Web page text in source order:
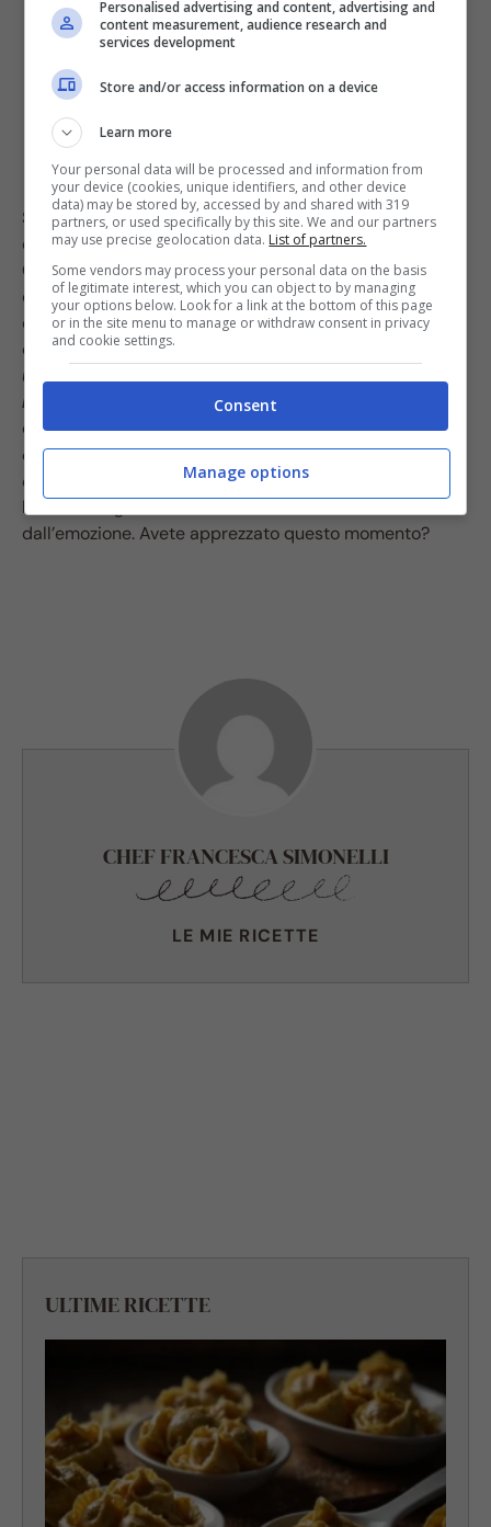
Subito dopo l’eliminazione di Lia, Christian è stato
eletto terzo finalista e ha potuto raggiungere Tracy e
Carmine che erano già in balconata. A consegnargli la
casacca, però, è stato Cannavacciuolo, che ha chiesto
di fare questo gesto per dire qualche parola a Christian
e fargli i suoi personali complimenti:
una persona che non solo ha superato i suoi limiti,
ma che è stata un grande esempio per tutti noi”
esordito Cannavacciuolo,“Perché un ragazzo che
cresce in questo modo, è un ragazzo destinato a
diventare un grande cuoco wagliò!”
lo chef con gli occhi visibilmente lucidi e la voce rotta
dall’emozione. Avete apprezzato questo momento?
CHEF FRANCESCA SIMONELLI
LE MIE RICETTE
ULTIME RICETTE
Personalised advertising and content, advertising and
content measurement, audience research and
services development
Store and/or access information on a device
Learn more
Your personal data will be processed and information from
your device (cookies, unique identifiers, and other device
data) may be stored by, accessed by and shared with 319
partners, or used specifically by this site. We and our partners
may use precise geolocation data. List of partners.
Some vendors may process your personal data on the basis
of legitimate interest, which you can object to by managing
your options below. Look for a link at the bottom of this page
or in the site menu to manage or withdraw consent in privacy
and cookie settings.
Consent
Manage options